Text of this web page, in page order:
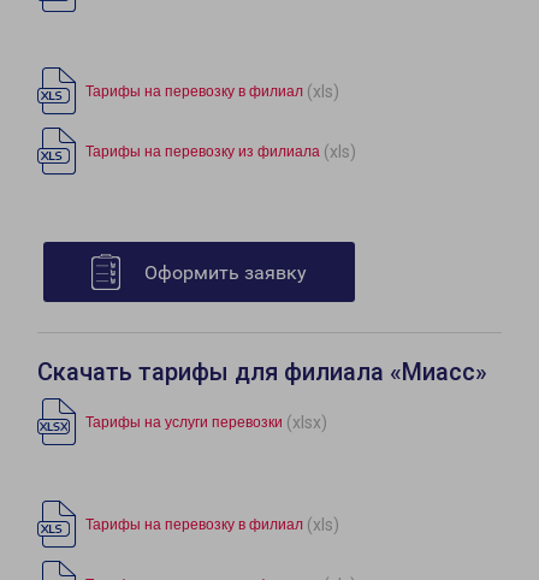
Тарифы на перевозку в филиал (xls)
Тарифы на перевозку из филиала (xls)
Оформить заявку
Скачать тарифы для филиала «Миасс»
Тарифы на услуги перевозки (xlsx)
Тарифы на перевозку в филиал (xls)